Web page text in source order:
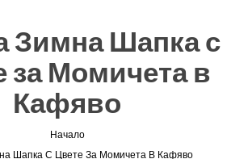
Зимна Шапка с
за Момичета в
Кафяво
Начало
Шапка С Цвете За Момичета В Кафяво